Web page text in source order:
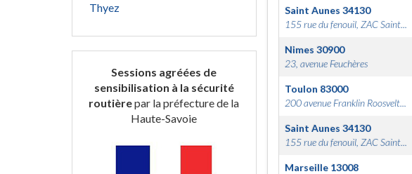
Thyez
Sessions agréées de
sensibilisation à la sécurité
routièrepar la préfecture de la
Haute-Savoie
Saint Aunes 34130
155 rue du fenouil, ZAC Saint...
Nimes 30900
23, avenue Feuchères
Toulon 83000
200 avenue Franklin Roosvelt...
Saint Aunes 34130
155 rue du fenouil, ZAC Saint...
Marseille 13008